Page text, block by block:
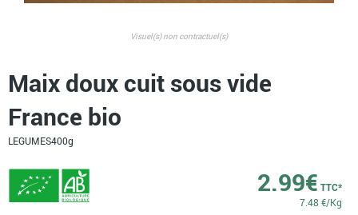
Visuel(s) non contractuel(s)
Maix doux cuit sous vide
France bio
LEGUMES400g
2.99€ TTC*
7.48 €/Kg